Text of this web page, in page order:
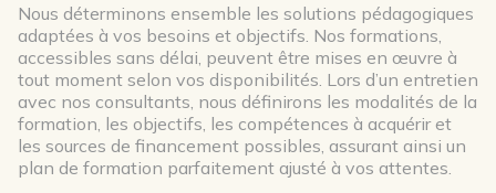
Nous déterminons ensemble les solutions pédagogiques
adaptées à vos besoins et objectifs. Nos formations,
accessibles sans délai, peuvent être mises en œuvre à
tout moment selon vos disponibilités. Lors d’un entretien
avec nos consultants, nous définirons les modalités de la
formation, les objectifs, les compétences à acquérir et
les sources de financement possibles, assurant ainsi un
plan de formation parfaitement ajusté à vos attentes.